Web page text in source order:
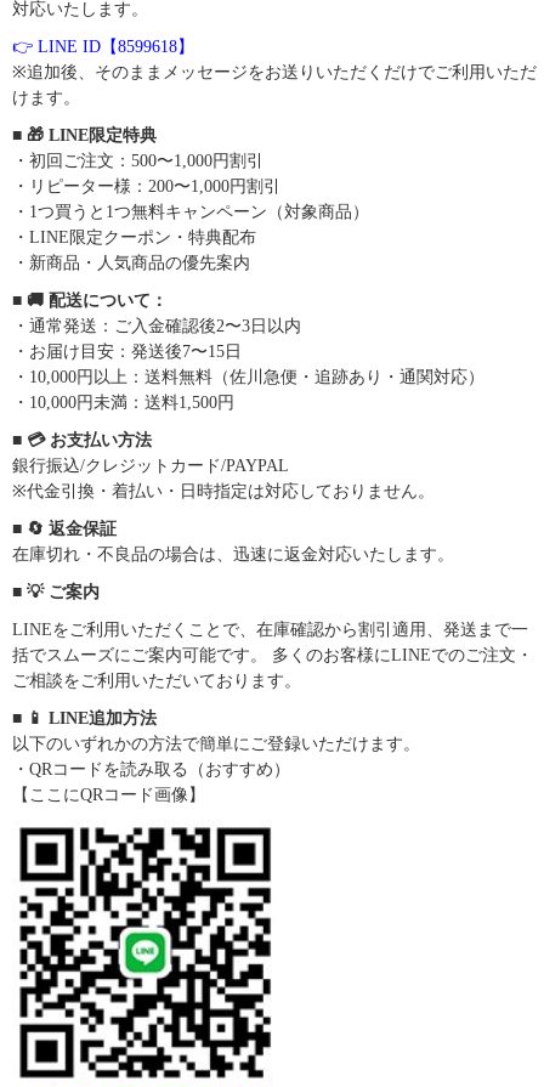
対応いたします。
👉 LINE ID【8599618】
※追加後、そのままメッセージをお送りいただくだけでご利用いただ
けます。
■ 🎁 LINE限定特典
・初回ご注文：500〜1,000円割引
・リピーター様：200〜1,000円割引
・1つ買うと1つ無料キャンペーン（対象商品）
・LINE限定クーポン・特典配布
・新商品・人気商品の優先案内
■ 🚚 配送について：
・通常発送：ご入金確認後2〜3日以内
・お届け目安：発送後7〜15日
・10,000円以上：送料無料（佐川急便・追跡あり・通関対応）
・10,000円未満：送料1,500円
■ 💳 お支払い方法
銀行振込/クレジットカード/PAYPAL
※代金引換・着払い・日時指定は対応しておりません。
■ 🔄 返金保証
在庫切れ・不良品の場合は、迅速に返金対応いたします。
■ 💡 ご案内
LINEをご利用いただくことで、在庫確認から割引適用、発送まで一
括でスムーズにご案内可能です。 多くのお客様にLINEでのご注文・
ご相談をご利用いただいております。
■ 📱 LINE追加方法
以下のいずれかの方法で簡単にご登録いただけます。
・QRコードを読み取る（おすすめ）
【ここにQRコード画像】